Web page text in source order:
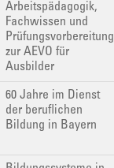
Arbeitspädagogik,
Fachwissen und
Prüfungsvorbereitung
zur AEVO für
Ausbilder
60 Jahre im Dienst
der beruflichen
Bildung in Bayern